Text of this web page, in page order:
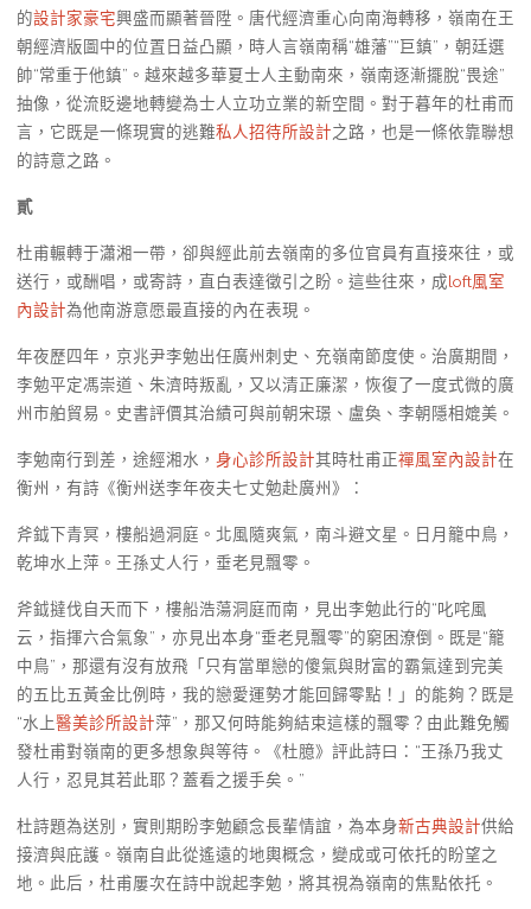
的設計家豪宅興盛而顯著晉陞。唐代經濟重心向南海轉移，嶺南在王
朝經濟版圖中的位置日益凸顯，時人言嶺南稱“雄藩”“巨鎮”，朝廷選
帥“常重于他鎮”。越來越多華夏士人主動南來，嶺南逐漸擺脫“畏途”
抽像，從流貶邊地轉變為士人立功立業的新空間。對于暮年的杜甫而
言，它既是一條現實的逃難私人招待所設計之路，也是一條依靠聯想
的詩意之路。
貳
杜甫輾轉于瀟湘一帶，卻與經此前去嶺南的多位官員有直接來往，或
送行，或酬唱，或寄詩，直白表達徵引之盼。這些往來，成loft風室
內設計為他南游意愿最直接的內在表現。
年夜歷四年，京兆尹李勉出任廣州刺史、充嶺南節度使。治廣期間，
李勉平定馮崇道、朱濟時叛亂，又以清正廉潔，恢復了一度式微的廣
州市舶貿易。史書評價其治績可與前朝宋璟、盧奐、李朝隱相媲美。
李勉南行到差，途經湘水， 身心診所設計其時杜甫正禪風室內設計在
衡州，有詩《衡州送李年夜夫七丈勉赴廣州》：
斧鉞下青冥，樓船過洞庭。北風隨爽氣，南斗避文星。日月籠中鳥，
乾坤水上萍。王孫丈人行，垂老見飄零。
斧鉞撻伐自天而下，樓船浩蕩洞庭而南，見出李勉此行的“叱咤風
云，指揮六合氣象”，亦見出本身“垂老見飄零”的窮困潦倒。既是“籠
中鳥”，那還有沒有放飛「只有當單戀的傻氣與財富的霸氣達到完美
的五比五黃金比例時，我的戀愛運勢才能回歸零點！」的能夠？既是
“水上醫美診所設計萍”，那又何時能夠結束這樣的飄零？由此難免觸
發杜甫對嶺南的更多想象與等待。《杜臆》評此詩曰：“王孫乃我丈
人行，忍見其若此耶？蓋看之援手矣。”
杜詩題為送別，實則期盼李勉顧念長輩情誼，為本身新古典設計供給
接濟與庇護。嶺南自此從遙遠的地輿概念，變成或可依托的盼望之
地。此后，杜甫屢次在詩中說起李勉，將其視為嶺南的焦點依托。